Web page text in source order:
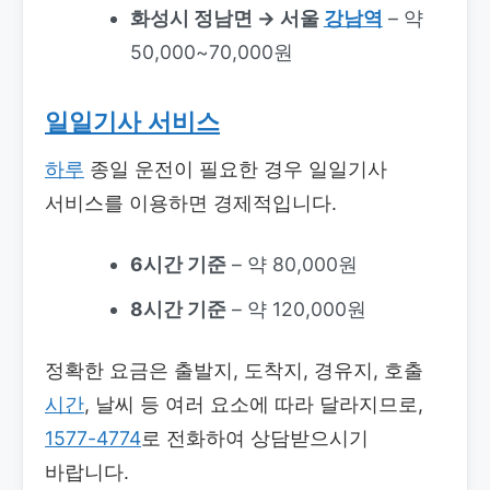
화성시 정남면 → 서울 강남역 – 약
50,000~70,000원
일일기사 서비스
하루 종일 운전이 필요한 경우 일일기사
서비스를 이용하면 경제적입니다.
6시간 기준– 약 80,000원
8시간 기준– 약 120,000원
정확한 요금은 출발지, 도착지, 경유지, 호출
시간, 날씨 등 여러 요소에 따라 달라지므로,
1577-4774로 전화하여 상담받으시기
바랍니다.